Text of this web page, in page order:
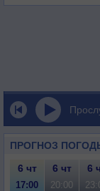
ПРОГНОЗ
6 чт 6 чт 6
17:00 20:00